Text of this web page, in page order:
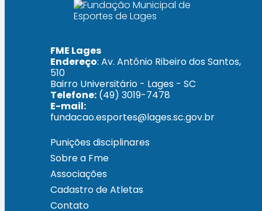
FME Lages
Endereço: Av. Antônio Ribeiro dos Santos,
510
Bairro Universitário - Lages - SC
Telefone: (49) 3019-7478
E-mail:
fundacao.esportes@lages.sc.gov.br
Punições disciplinares
Sobre a Fme
Associações
Cadastro de Atletas
Contato